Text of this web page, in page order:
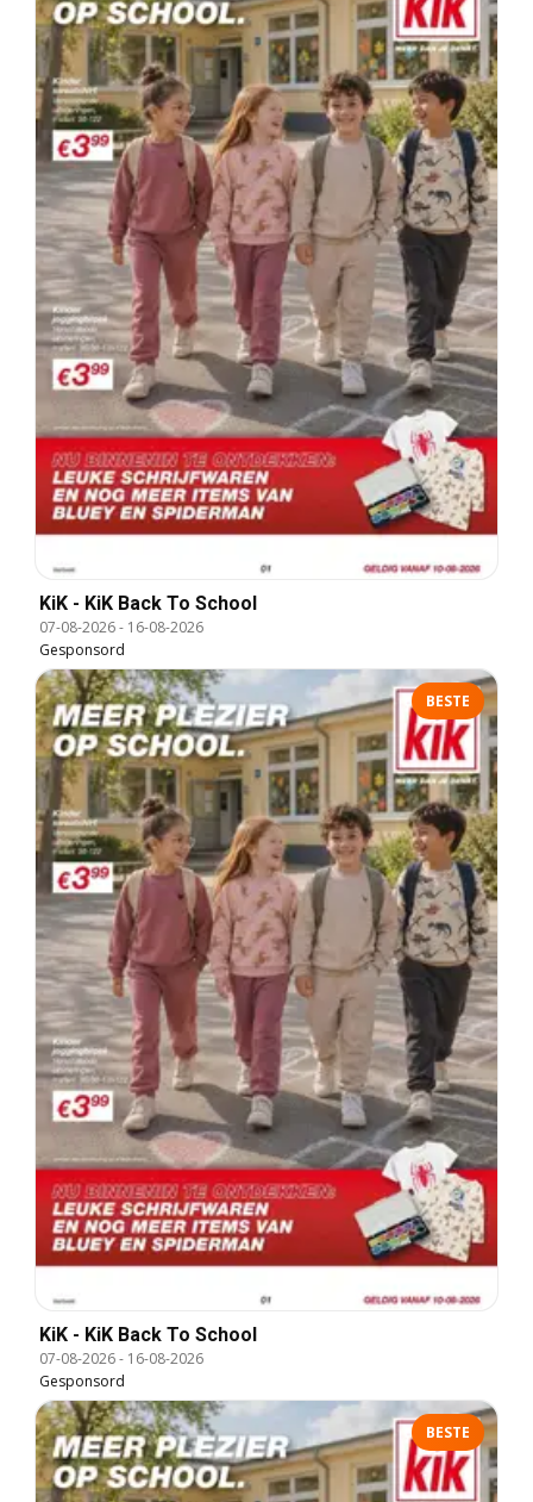
KiK - KiK Back To School
07-08-2026- 16-08-2026
Gesponsord
BESTE
KiK - KiK Back To School
07-08-2026- 16-08-2026
Gesponsord
BESTE